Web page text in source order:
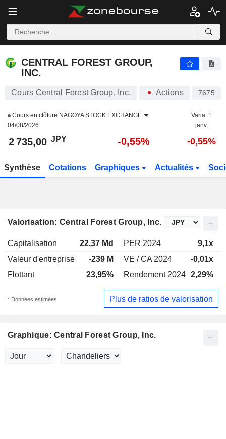
CENTRAL FOREST GROUP,
INC.
Cours Central Forest Group, Inc. Actions 7675
Cours en clôture NAGOYA STOCK EXCHANGE
04/08/2026
Varia. 1
janv.
2 735,00 JPY -0,55% -0,55%
Synthèse Cotations Graphiques Actualités
Valorisation: Central Forest Group, Inc.
Capitalisation 22,37 Md PER 2024 9,1x
Valeur d'entreprise
-239 M VE / CA 2024 -0,01x
Flottant
23,95% Rendement 2024 2,29%
* Données estimées Plus de ratios de valorisation
Graphique: Central Forest Group, Inc.